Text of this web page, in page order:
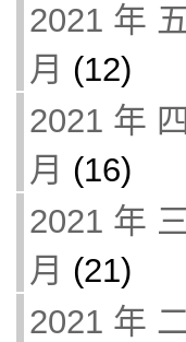
2021 年
月 (12)
2021 年 四
月 (16)
2021 年
月 (21)
2021 年